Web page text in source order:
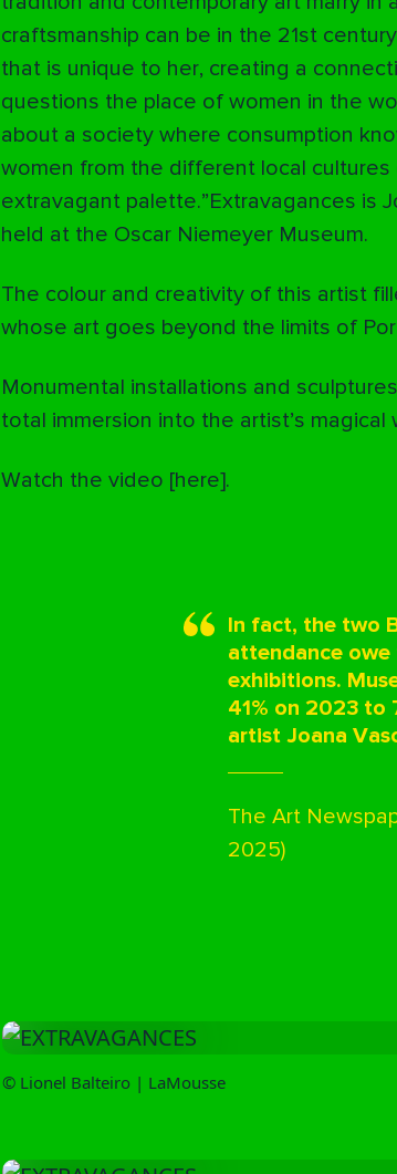
craftsmanship can be in the 21st
that is unique to her, creating a
questions the place of women in the
about a society where consumption
women from the different local
extravagant palette.”Extravagances is
held at the Oscar Niemeyer Museum.
The colour and creativity of this artist
whose art goes beyond the limits of
Monumental installations and
total immersion into the artist’s magical
Watch the video [here].
In fact, the two
attendance owe
exhibitions.
41% on 2023 to
artist Joana
The Art
2025)
© Lionel Balteiro | LaMousse